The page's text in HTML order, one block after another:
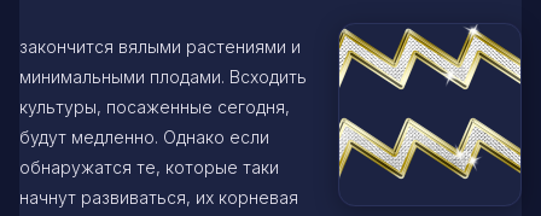
закончится вялыми растениями и
минимальными плодами. Всходить
культуры, посаженные сегодня,
будут медленно. Однако если
обнаружатся те, которые таки
начнут развиваться, их корневая